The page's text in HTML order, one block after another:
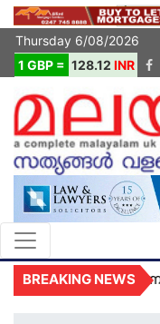
Thursday 6/08/2026
1 GBP = 128.12 INR
BREAKING NEWS
മരണമടഞ്ഞു...